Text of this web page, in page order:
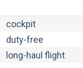
cockpit
duty-free
long-haul flight